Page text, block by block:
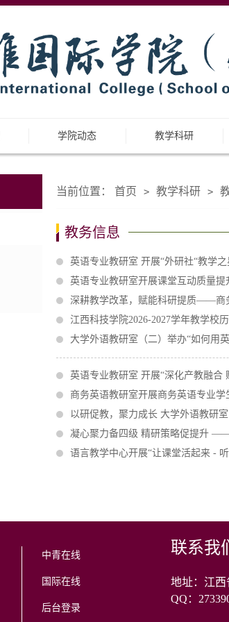
学院动态 教学科研
当前位置： 首页 > 教学科研 >
教务信息
英语专业教研室 开展“外研社“教学
英语专业教研室开展课堂互动质量提
深耕教学改革，赋能科研提质——商
江西科技学院2026-2027学年教学校历
大学外语教研室（二）举办“如何用
英语专业教研室 开展“深化产教融合
商务英语教研室开展商务英语专业
以研促教，聚力成长 大学外语教研
凝心聚力备四级 精研策略促提升
语言教学中心开展“让课堂活起来 -
中青在线
国际在线
后台登录
联系我
地址：江西
QQ：